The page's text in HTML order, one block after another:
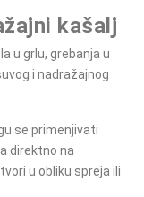
kašalj
u grlu, grebanja u
i nadražajnog
se primenjivati
direktno na
u obliku spreja ili